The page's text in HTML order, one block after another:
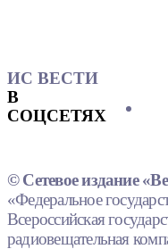
ИС ВЕСТИ
В
СОЦСЕТЯХ
© Сетевое издание
«Федеральное
Всероссийская
радиовещательная